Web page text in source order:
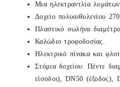
Μια ηλεκτραντλία
Δοχείο πολυαιθυλενίου
Πλαστικό σωλήνα
Καλώδιο τροφοδοσίας.
Ηλεκτρικό πίνακα και
Στόμια δοχείου: Πέντε
είσοδοι), DN50 (έξοδος),